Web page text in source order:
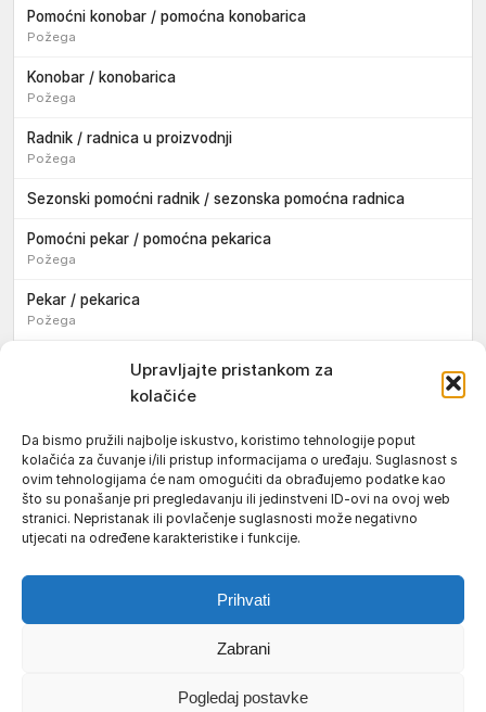
Upravljajte pristankom za
kolačiće
Da bismo pružili najbolje iskustvo, koristimo tehnologije poput
kolačića za čuvanje i/ili pristup informacijama o uređaju. Suglasnost s
ovim tehnologijama će nam omogućiti da obrađujemo podatke kao
što su ponašanje pri pregledavanju ili jedinstveni ID-ovi na ovoj web
stranici. Nepristanak ili povlačenje suglasnosti može negativno
utjecati na određene karakteristike i funkcije.
Prihvati
Zabrani
Pogledaj postavke
Pomoćni konobar / pomoćna konobarica
Požega
Konobar / konobarica
Požega
Radnik / radnica u proizvodnji
Požega
Sezonski pomoćni radnik / sezonska pomoćna radnica
Pomoćni pekar / pomoćna pekarica
Požega
Pekar / pekarica
Požega
Konobar / konobarica
Tokar / tokarica
Jakšić
Njegovatelj / njegovateljica starijih i nemoćnih osoba
Resnik
Pravila privatnosti